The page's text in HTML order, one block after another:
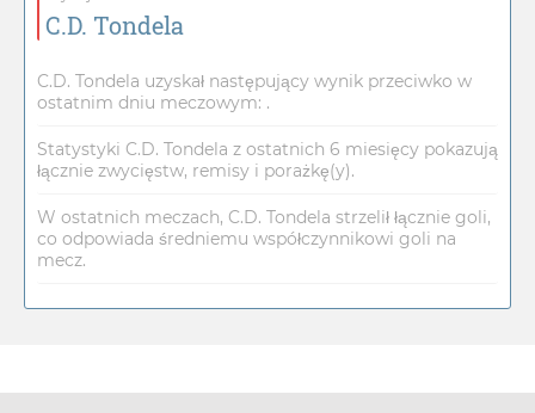
C.D. Tondela
C.D. Tondela uzyskał następujący wynik przeciwko w
ostatnim dniu meczowym: .
Statystyki C.D. Tondela z ostatnich 6 miesięcy pokazują
łącznie zwycięstw, remisy i porażkę(y).
W ostatnich meczach, C.D. Tondela strzelił łącznie goli,
co odpowiada średniemu współczynnikowi goli na
mecz.